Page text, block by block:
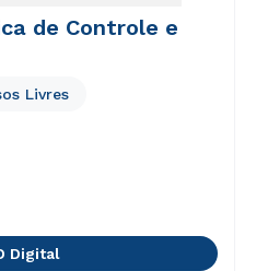
de Controle e
Livres
Digital